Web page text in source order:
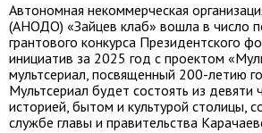
Автономная некоммерческая
(АНОДО) «Зайцев клаб» вошла в число
грантового конкурса Президентского
инициатив за 2025 год с проектом
мультсериал, посвященный 200-летию
Мультсериал будет состоять из девяти
историей, бытом и культурой столицы,
службе главы и правительства